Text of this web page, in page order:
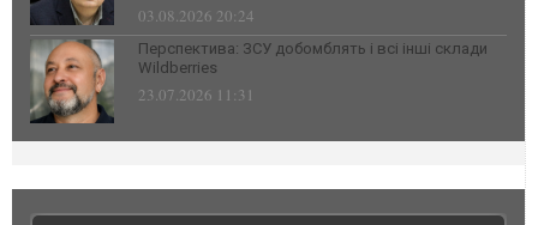
03.08.2026 20:24
Перспектива: ЗСУ добомблять і всі інші склади
Wildberries
23.07.2026 11:31